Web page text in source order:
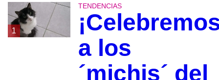
1
TENDENCIAS
a los
´michis´ del